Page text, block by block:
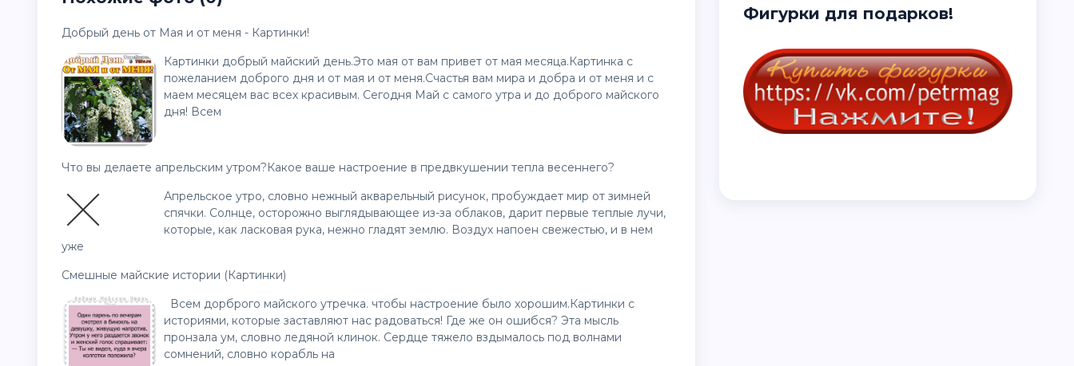
Добрый день от Мая и от меня - Картинки!
Картинки добрый майский день.Это мая от вам привет от мая месяца.Картинка с
пожеланием доброго дня и от мая и от меня.Счастья вам мира и добра и от меня и с
маем месяцем вас всех красивым. Сегодня Май с самого утра и до доброго майского
дня! Всем
Что вы делаете апрельским утром?Какое ваше настроение в предвкушении тепла весеннего?
Апрельское утро, словно нежный акварельный рисунок, пробуждает мир от зимней
спячки. Солнце, осторожно выглядывающее из-за облаков, дарит первые теплые лучи,
которые, как ласковая рука, нежно гладят землю. Воздух напоен свежестью, и в нем
уже
Смешные майские истории (Картинки)
Всем дорброго майского утречка. чтобы настроение было хорошим.Картинки с
историями, которые заставляют нас радоваться! Где же он ошибся? Эта мысль
пронзала ум, словно ледяной клинок. Сердце тяжело вздымалось под волнами
сомнений, словно корабль на
Фигурки для подарков!